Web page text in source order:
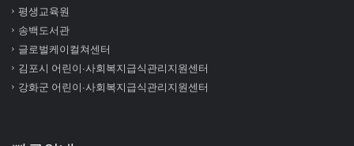
평생교육원
송백도서관
글로벌케이컬쳐센터
김포시 어린이∙사회복지급식관리지원센터
강화군 어린이∙사회복지급식관리지원센터